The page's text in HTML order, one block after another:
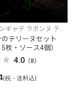
ギャテ ラボンヌ テリ
テリーヌセット
5枚・ソース4個）
4.0（8）
(税・送料込)